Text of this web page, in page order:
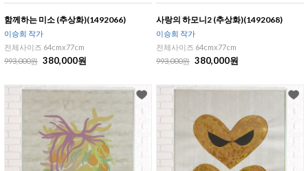
함께하는 미소 (추상화)(1492066)
이승희 작가
전체사이즈 64cmx77cm
993,000원 380,000원
사랑의 하모니2 (추상화)(1492068)
이승희 작가
전체사이즈 64cmx77cm
993,000원 380,000원